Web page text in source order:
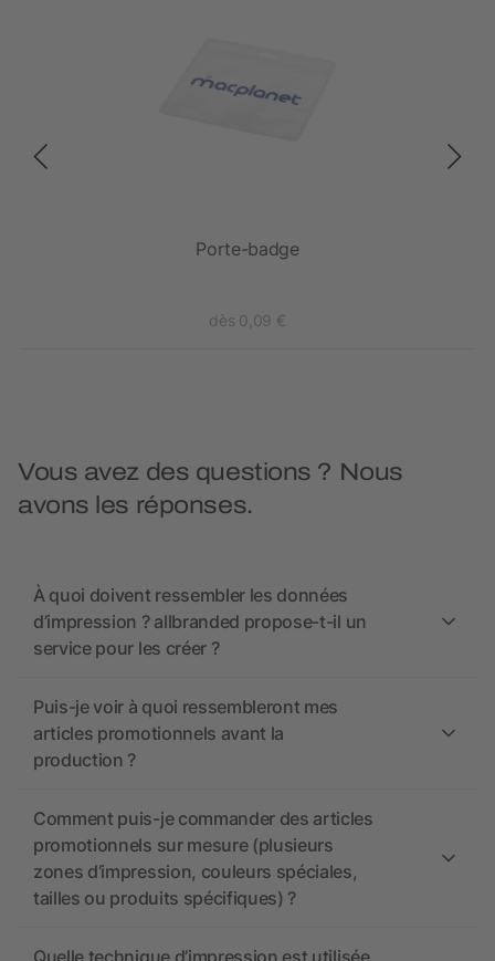
Porte-badge
dès 0,09 €
Vous avez des questions ? Nous
avons les réponses.
À quoi doivent ressembler les données
d’impression ? allbranded propose-t-il un
service pour les créer ?
Puis-je voir à quoi ressembleront mes
articles promotionnels avant la
production ?
Comment puis-je commander des articles
promotionnels sur mesure (plusieurs
zones d’impression, couleurs spéciales,
tailles ou produits spécifiques) ?